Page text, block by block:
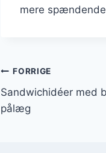
mere
FORRIGE
Sandwichidéer med
pålæg